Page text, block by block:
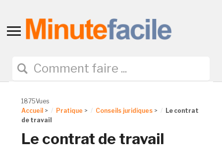
Toggle
navigation
1875Vues
Accueil > Pratique > Conseils juridiques >
Le contrat
de travail
Le contrat de travail